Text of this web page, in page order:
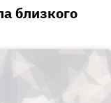
близкого